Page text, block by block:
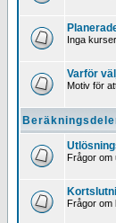
Inga
Varför
Motiv för
Frågor om
Frågor om